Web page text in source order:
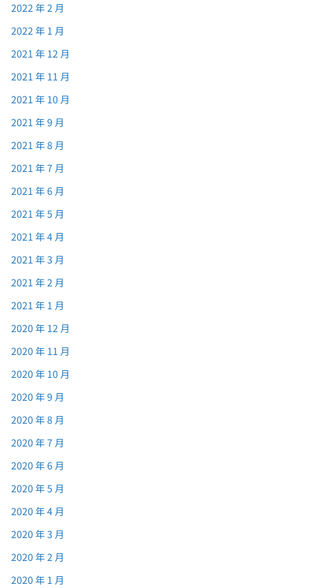
2022 年 2 月
2022 年 1 月
2021 年 12 月
2021 年 11 月
2021 年 10 月
2021 年 9 月
2021 年 8 月
2021 年 7 月
2021 年 6 月
2021 年 5 月
2021 年 4 月
2021 年 3 月
2021 年 2 月
2021 年 1 月
2020 年 12 月
2020 年 11 月
2020 年 10 月
2020 年 9 月
2020 年 8 月
2020 年 7 月
2020 年 6 月
2020 年 5 月
2020 年 4 月
2020 年 3 月
2020 年 2 月
2020 年 1 月